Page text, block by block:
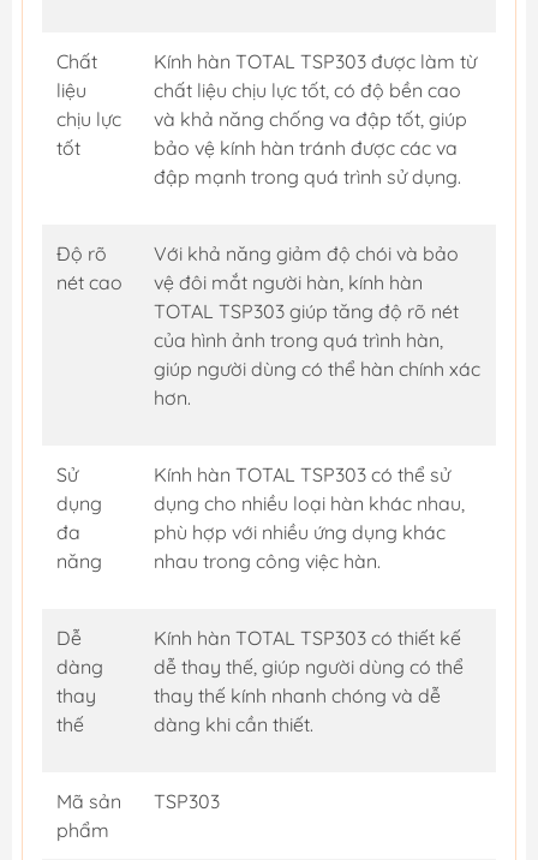
Chất
liệu
chịu lực
tốt
Kính hàn TOTAL TSP303 được làm từ
chất liệu chịu lực tốt, có độ bền cao
và khả năng chống va đập tốt, giúp
bảo vệ kính hàn tránh được các va
đập mạnh trong quá trình sử dụng.
Độ rõ
nét cao
Với khả năng giảm độ chói và bảo
vệ đôi mắt người hàn, kính hàn
TOTAL TSP303 giúp tăng độ rõ nét
của hình ảnh trong quá trình hàn,
giúp người dùng có thể hàn chính xác
hơn.
Sử
dụng
đa
năng
Kính hàn TOTAL TSP303 có thể sử
dụng cho nhiều loại hàn khác nhau,
phù hợp với nhiều ứng dụng khác
nhau trong công việc hàn.
Dễ
dàng
thay
thế
Kính hàn TOTAL TSP303 có thiết kế
dễ thay thế, giúp người dùng có thể
thay thế kính nhanh chóng và dễ
dàng khi cần thiết.
Mã sản
phẩm
TSP303